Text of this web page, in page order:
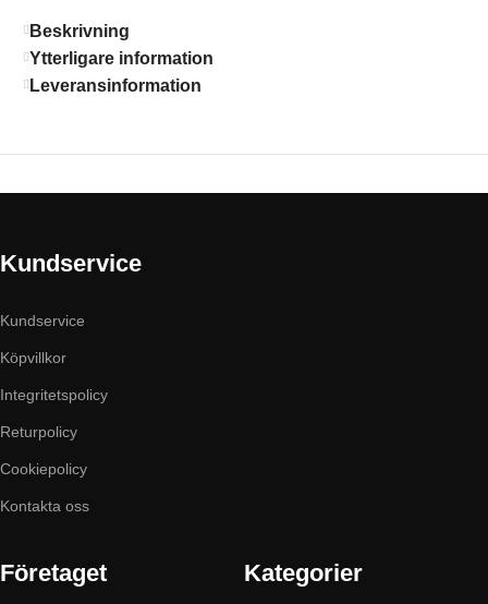
Beskrivning
Ytterligare information
Leveransinformation
Kundservice
Kundservice
Köpvillkor
Integritetspolicy
Returpolicy
Cookiepolicy
Kontakta oss
Företaget Kategorier